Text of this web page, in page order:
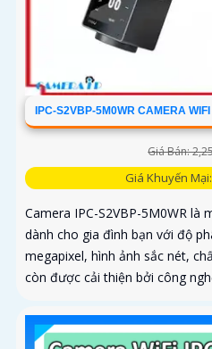
IPC-S2VBP-5M0WR CAMERA
Giá Bán:
Giá Khuyến
Camera IPC-S2VBP-5M0WR
dành cho gia đình bạn với độ
megapixel, hình ảnh sắc nét,
còn được cải thiện bởi công